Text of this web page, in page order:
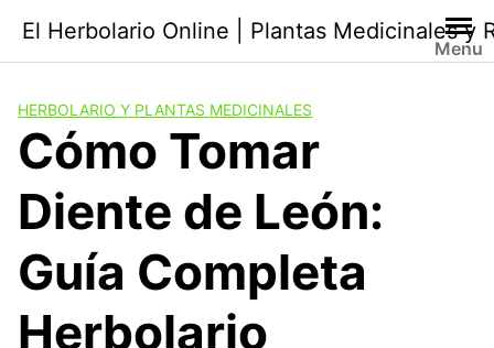
contenido
El Herbolario Online | Plantas Medicinales y
Menu
HERBOLARIO Y PLANTAS MEDICINALES
Cómo Tomar
Diente de León:
Guía Completa
Herbolario